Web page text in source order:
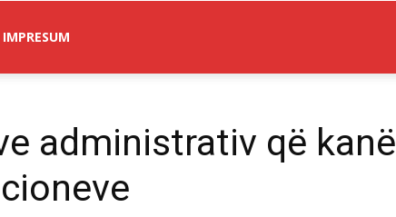
IMPRESUM
administrativ që kanë